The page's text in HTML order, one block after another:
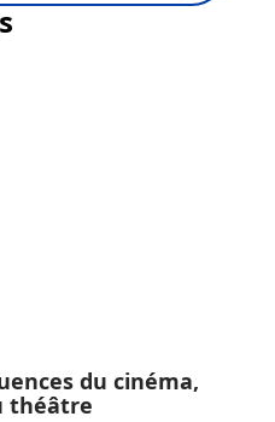
du cinéma,
théâtre